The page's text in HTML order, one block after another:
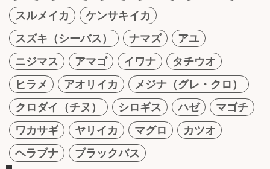
スルメイカ
ケンサキイカ
スズキ（シーバス）
ナマズ
アユ
ニジマス
アマゴ イワナ
タチウオ
ヒラメ
アオリイカ
メジナ（グレ・クロ）
クロダイ（チヌ）
シロギス ハゼ
マゴチ
ワカサギ
ヤリイカ マグロ
カツオ
ヘラブナ
ブラックバス